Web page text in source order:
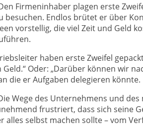
Firmeninhaber plagen erste
besuchen. Endlos brütet er über
vorstellig, die viel Zeit und Geld
haben erste Zweifel
Geld.“ Oder: „Darüber können wir
die er Aufgaben delegieren könnte.
Wege des Unternehmens und
frustriert, dass sich seine
alles selbst machen sollte – vom